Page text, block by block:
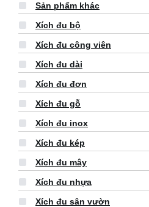
Sản phẩm khác
Xích đu bộ
Xích đu công viên
Xích đu dài
Xích đu đơn
Xích đu gỗ
Xích đu inox
Xích đu kép
Xích đu mây
Xích đu nhựa
Xích đu sân vườn